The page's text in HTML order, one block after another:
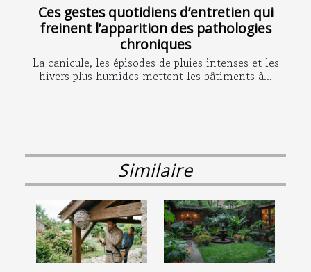
Ces gestes quotidiens d’entretien qui
freinent l’apparition des pathologies
chroniques
La canicule, les épisodes de pluies intenses et les
hivers plus humides mettent les bâtiments à...
Similaire